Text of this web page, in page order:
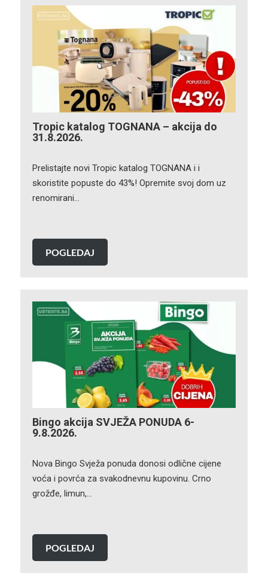
Tropic katalog TOGNANA – akcija do
31.8.2026.
Prelistajte novi Tropic katalog TOGNANA i i
skoristite popuste do 43%! Opremite svoj dom uz
renomirani…
POGLEDAJ
Bingo akcija SVJEŽA PONUDA 6-
9.8.2026.
Nova Bingo Svježa ponuda donosi odlične cijene
voća i povrća za svakodnevnu kupovinu. Crno
grožđe, limun,…
POGLEDAJ